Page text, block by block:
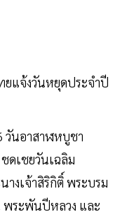
ยแจ้งวันหยุดประจำปี
วันอาสาฬหบูชา
ดเชยวันเฉลิม
งเจ้าสิริกิติ์ พระบรม
พระพันปีหลวง และ